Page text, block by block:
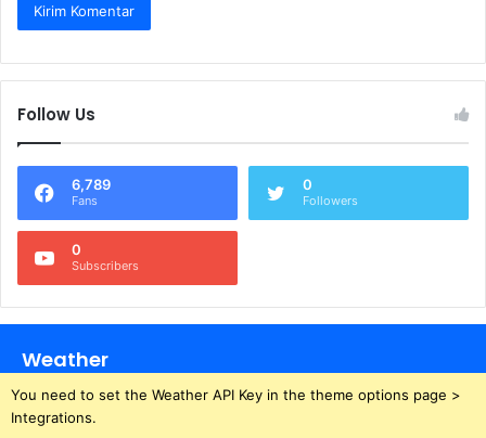
Follow Us
6,789
Fans
0
Followers
0
Subscribers
Weather
You need to set the Weather API Key in the theme options page >
Integrations.